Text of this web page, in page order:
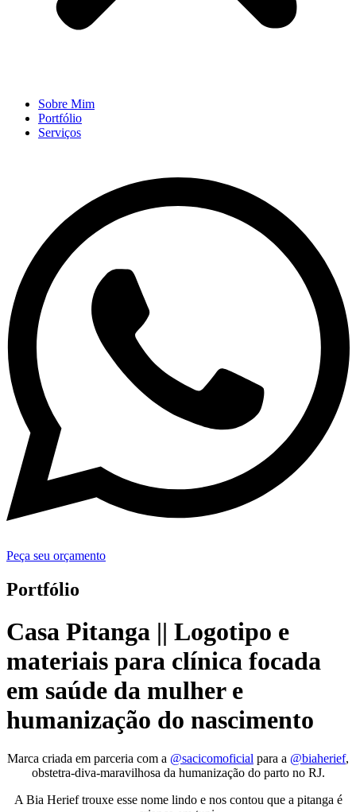
Sobre Mim
Portfólio
Serviços
Peça seu orçamento
Portfólio
Casa Pitanga || Logotipo e
materiais para clínica focada
em saúde da mulher e
humanização do nascimento
Marca criada em parceria com a @sacicomoficial para a @biaherief,
obstetra-diva-maravilhosa da humanização do parto no RJ.
A Bia Herief trouxe esse nome lindo e nos contou que a pitanga é